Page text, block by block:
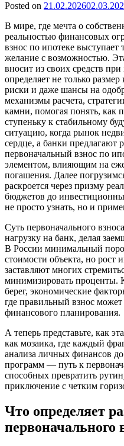
Posted on 21.02.2026
В мире, где мечта о
реальностью финансовых
взнос по ипотеке
желание с возможностью.
вносит из своих средств
определяет не только
риски и даже шансы на
механизмы расчета,
камни, помогая понять, как
ступеньку к стабильному
ситуацию, когда рынок
сердце, а банки предлагают
первоначальный взнос по
элементом, влияющим на
погашения. Далее
раскроется через призму
бюджетов до
не просто узнать, но и
Суть первоначального
нагрузку на банк, делая
В России минимальный
стоимости объекта, но
заставляют многих
минимизировать проценты.
берег, экономические
где правильный взнос может
финансового планирования.
А теперь представьте, как
как мозаика, где каждый
анализа личных финансов
программ — путь к
способных превратить
приключение с четким
Что определяет
первоначального